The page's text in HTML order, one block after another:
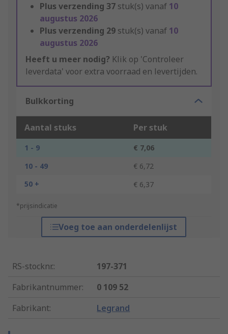
Plus verzending 37 stuk(s) vanaf 10
augustus 2026
Plus verzending 29 stuk(s) vanaf 10
augustus 2026
Heeft u meer nodig? Klik op 'Controleer
leverdata' voor extra voorraad en levertijden.
Bulkkorting
Aantal stuks Per stuk
1 - 9
€ 7,06
10 - 49
€ 6,72
50 +
€ 6,37
*prijsindicatie
Voeg toe aan onderdelenlijst
RS-stocknr.:
197-371
Fabrikantnummer:
0 109 52
Fabrikant: Legrand